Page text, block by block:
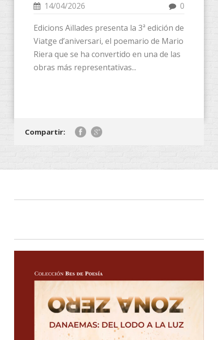
14/04/2026 0
Edicions Aïllades presenta la 3ª edición de
Viatge d’aniversari, el poemario de Mario
Riera que se ha convertido en una de las
obras más representativas...
Compartir: